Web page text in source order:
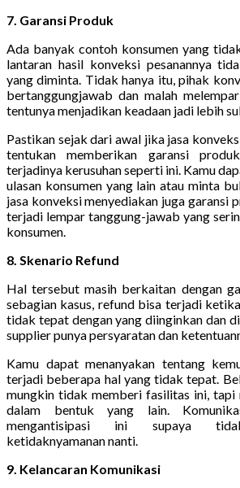
7. Garansi Produk
Ada banyak contoh konsumen yang
lantaran hasil konveksi pesanannya
yang diminta. Tidak hanya itu, pihak
bertanggungjawab dan malah
tentunya menjadikan keadaan jadi lebih
Pastikan sejak dari awal jika jasa
tentukan memberikan garansi
terjadinya kerusuhan seperti ini. Kamu
ulasan konsumen yang lain atau minta
jasa konveksi menyediakan juga garansi
terjadi lempar tanggung-jawab yang
konsumen.
8. Skenario Refund
Hal tersebut masih berkaitan dengan
sebagian kasus, refund bisa terjadi
tidak tepat dengan yang diinginkan dan
supplier punya persyaratan dan
Kamu dapat menanyakan tentang
terjadi beberapa hal yang tidak tepat.
mungkin tidak memberi fasilitas ini, tapi
dalam bentuk yang lain.
mengantisipasi ini supaya
ketidaknyamanan nanti.
9. Kelancaran Komunikasi